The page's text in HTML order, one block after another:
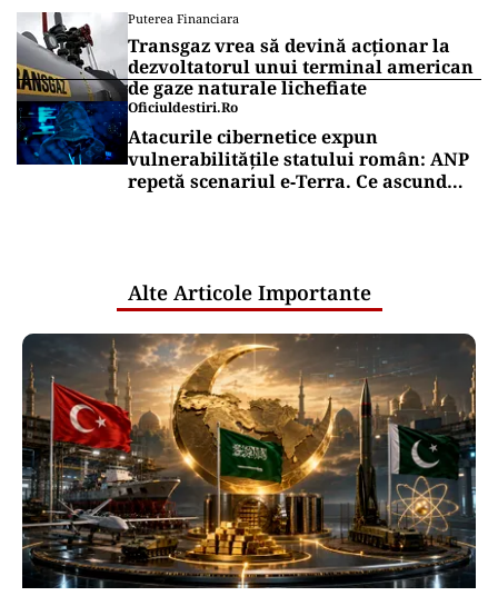
Puterea Financiara
Transgaz vrea să devină acționar la
dezvoltatorul unui terminal american
de gaze naturale lichefiate
Oficiuldestiri.ro
Atacurile cibernetice expun
vulnerabilitățile statului român: ANP
repetă scenariul e‑Terra. Ce ascund
Alte Articole Importante